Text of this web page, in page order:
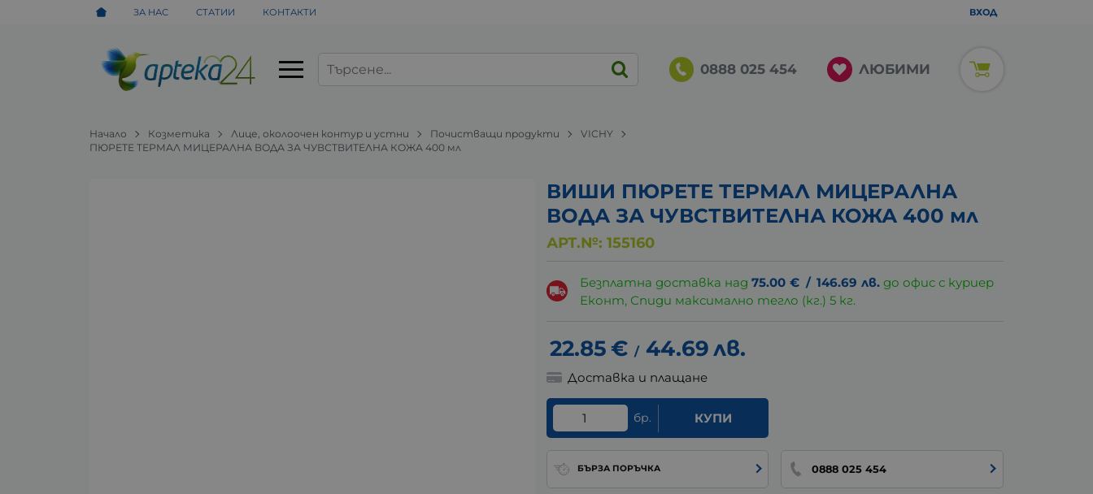
ЗА НАС СТАТИИ КОНТАКТИ ВХОД
0888 025 454 ЛЮБИМИ
Начало Козметика Лице, околоочен контур и устни Почистващи продукти
VICHY
ПЮРЕТЕ ТЕРМАЛ МИЦЕРАЛНА ВОДА ЗА ЧУВСТВИТЕЛНА КОЖА 400 мл
ВИШИ ПЮРЕТЕ ТЕРМАЛ МИЦЕРАЛНА
ВОДА ЗА ЧУВСТВИТЕЛНА КОЖА 400 мл
АРТ.№: 155160
Безплатна доставка над75.00 € / 146.69 лв. до офис с куриер
Еконт, Спиди максимално тегло (кг.) 5 кг.
22.85€ / 44.69лв.
Доставка и плащане
бр. КУПИ
БЪРЗА ПОРЪЧКА 0888 025 454